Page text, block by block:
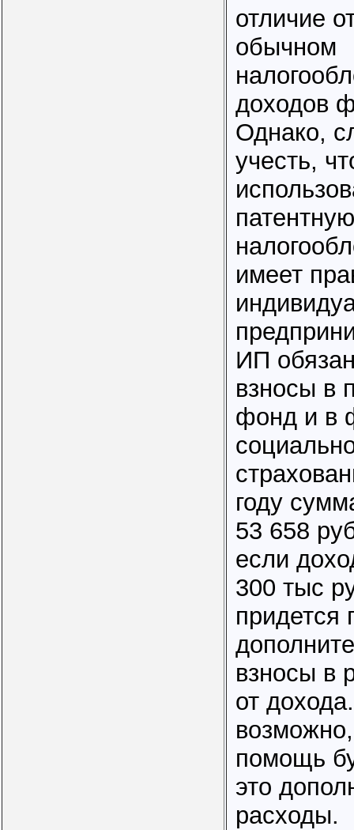
отличие
обычном
доходов
Однако,
учесть,
имеет
ИП
взносы в
фонд и в
году
53 658
если
300 тыс
придется
взносы в
от
помощь
это
расходы.